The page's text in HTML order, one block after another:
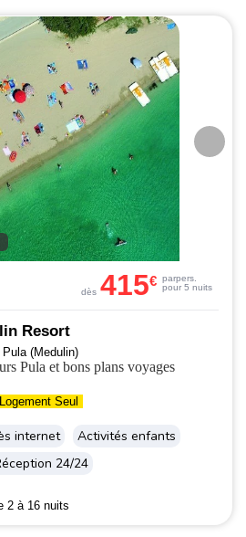
Resort
(Medulin)
Seul
internet
Activités enfants
24/24
2 à 16 nuits
dès 415€ parpers.
pour 5 nuits